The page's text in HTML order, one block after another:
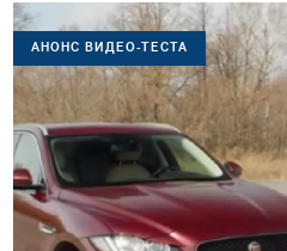
АНОНС ВИДЕО-ТЕСТА